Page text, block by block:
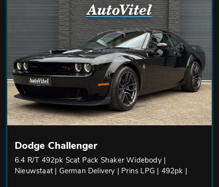
Dodge Challenger
6.4 R/T 492pk Scat Pack Shaker Widebody |
Nieuwstaat | German Delivery | Prins LPG | 492pk |